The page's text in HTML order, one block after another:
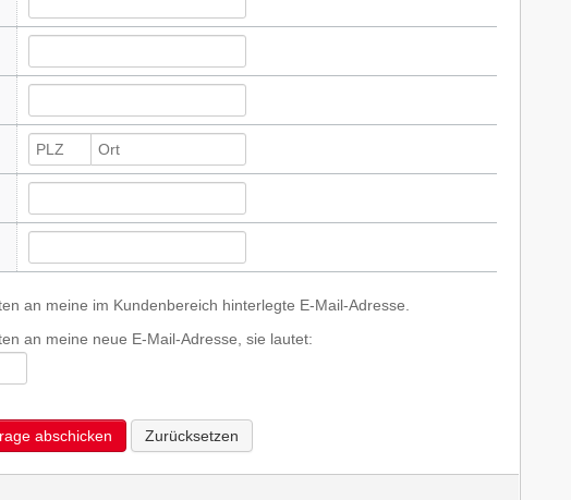
an meine im Kundenbereich hinterlegte E-Mail-Adresse.
an meine neue E-Mail-Adresse, sie lautet:
abschicken Zurücksetzen